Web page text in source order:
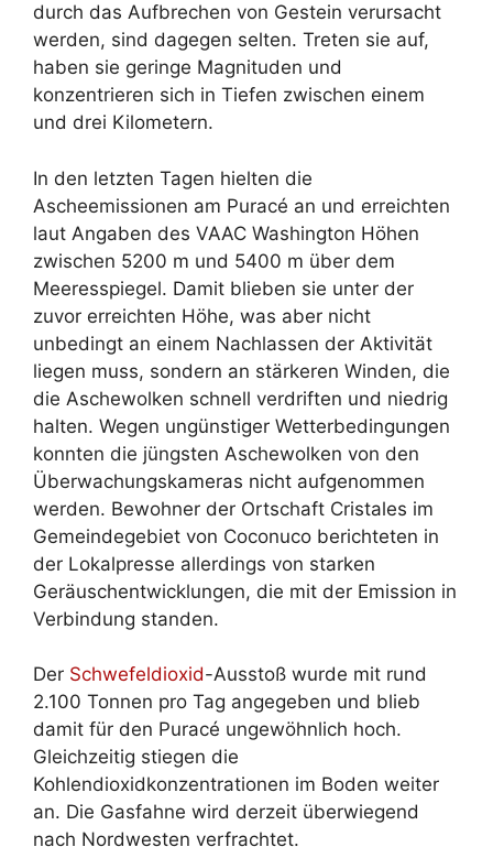
durch das Aufbrechen von Gestein verursacht
werden, sind dagegen selten. Treten sie auf,
haben sie geringe Magnituden und
konzentrieren sich in Tiefen zwischen einem
und drei Kilometern.
In den letzten Tagen hielten die
Ascheemissionen am Puracé an und erreichten
laut Angaben des VAAC Washington Höhen
zwischen 5200 m und 5400 m über dem
Meeresspiegel. Damit blieben sie unter der
zuvor erreichten Höhe, was aber nicht
unbedingt an einem Nachlassen der Aktivität
liegen muss, sondern an stärkeren Winden, die
die Aschewolken schnell verdriften und niedrig
halten. Wegen ungünstiger Wetterbedingungen
konnten die jüngsten Aschewolken von den
Überwachungskameras nicht aufgenommen
werden. Bewohner der Ortschaft Cristales im
Gemeindegebiet von Coconuco berichteten in
der Lokalpresse allerdings von starken
Geräuschentwicklungen, die mit der Emission in
Verbindung standen.
Der Schwefeldioxid-Ausstoß wurde mit rund
2.100 Tonnen pro Tag angegeben und blieb
damit für den Puracé ungewöhnlich hoch.
Gleichzeitig stiegen die
Kohlendioxidkonzentrationen im Boden weiter
an. Die Gasfahne wird derzeit überwiegend
nach Nordwesten verfrachtet.